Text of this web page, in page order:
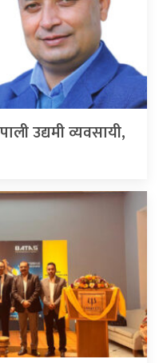
उद्यमी व्यवसायी,